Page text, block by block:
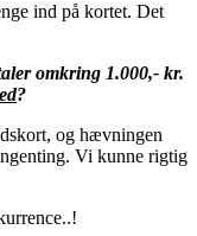
ind på kortet. Det
omkring 1.000,- kr.
?
og hævningen
Vi kunne rigtig